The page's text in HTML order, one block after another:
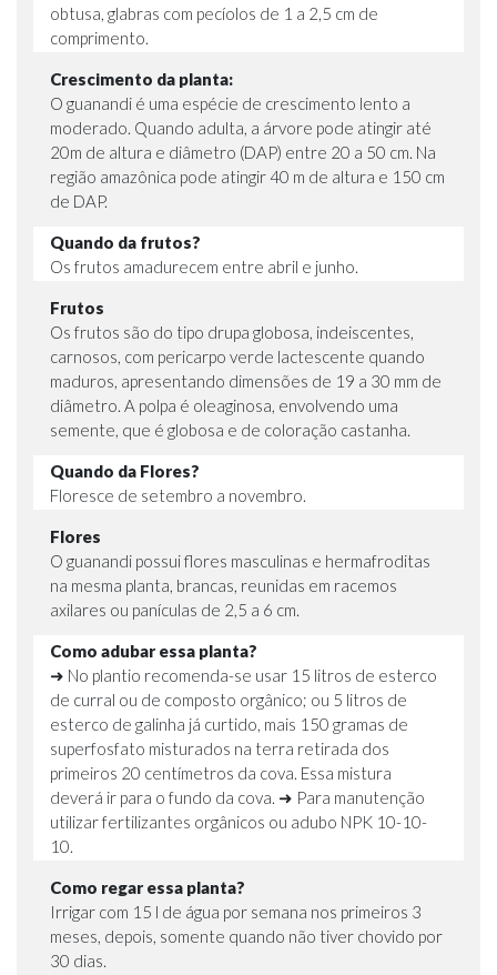
obtusa, glabras com pecíolos de 1 a 2,5 cm de
comprimento.
Crescimento da planta:
O guanandi é uma espécie de crescimento lento a
moderado. Quando adulta, a árvore pode atingir até
20m de altura e diâmetro (DAP) entre 20 a 50 cm. Na
região amazônica pode atingir 40 m de altura e 150 cm
de DAP.
Quando da frutos?
Os frutos amadurecem entre abril e junho.
Frutos
Os frutos são do tipo drupa globosa, indeiscentes,
carnosos, com pericarpo verde lactescente quando
maduros, apresentando dimensões de 19 a 30 mm de
diâmetro. A polpa é oleaginosa, envolvendo uma
semente, que é globosa e de coloração castanha.
Quando da Flores?
Floresce de setembro a novembro.
Flores
O guanandi possui flores masculinas e hermafroditas
na mesma planta, brancas, reunidas em racemos
axilares ou panículas de 2,5 a 6 cm.
Como adubar essa planta?
➜ No plantio recomenda-se usar 15 litros de esterco
de curral ou de composto orgânico; ou 5 litros de
esterco de galinha já curtido, mais 150 gramas de
superfosfato misturados na terra retirada dos
primeiros 20 centímetros da cova. Essa mistura
deverá ir para o fundo da cova. ➜ Para manutenção
utilizar fertilizantes orgânicos ou adubo NPK 10-10-
10.
Como regar essa planta?
Irrigar com 15 l de água por semana nos primeiros 3
meses, depois, somente quando não tiver chovido por
30 dias.